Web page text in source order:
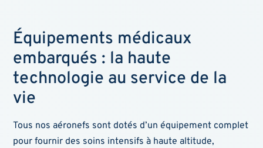
Équipements médicaux
embarqués : la haute
technologie au service de la
vie
Tous nos aéronefs sont dotés d’un équipement complet
pour fournir des soins intensifs à haute altitude,